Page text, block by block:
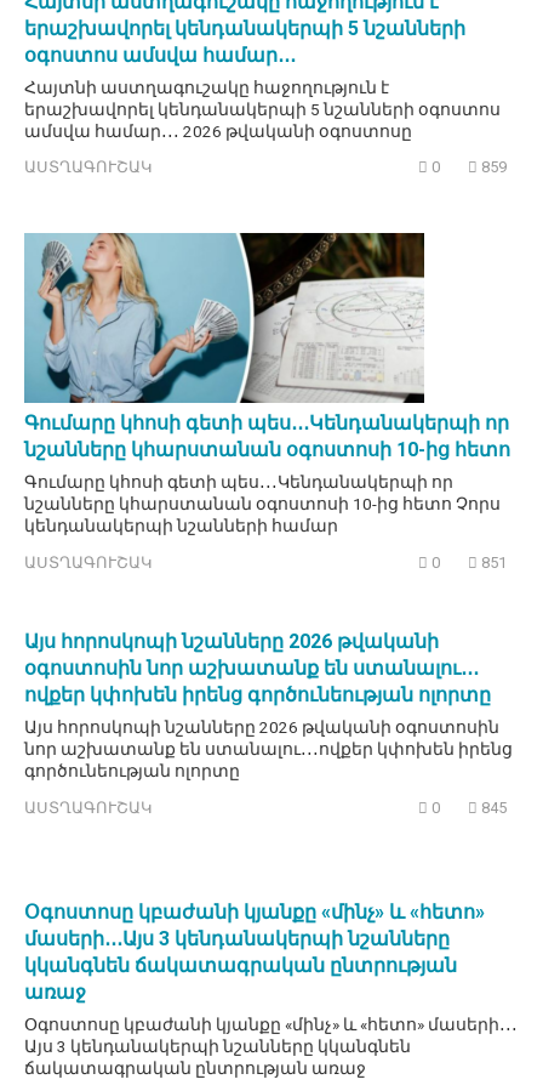
երաշխավորել կենդանակերպի 5 նշանների
օգոստոս ամսվա համար․․․
Հայտնի աստղագուշակը հաջողություն է
երաշխավորել կենդանակերպի 5 նշանների օգոստոս
ամսվա համար․․․ 2026 թվականի օգոստոսը
ԱՍՏՂԱԳՈՒՇԱԿ 0 859
Գումարը կհոսի գետի պես․․․Կենդանակերպի որ
նշանները կհարստանան օգոստոսի 10-ից հետո
Գումարը կհոսի գետի պես․․․Կենդանակերպի որ
նշանները կհարստանան օգոստոսի 10-ից հետո Չորս
կենդանակերպի նշանների համար
ԱՍՏՂԱԳՈՒՇԱԿ 0 851
Այս հորոսկոպի նշանները 2026 թվականի
օգոստոսին նոր աշխատանք են ստանալու․․․
ովքեր կփոխեն իրենց գործունեության ոլորտը
Այս հորոսկոպի նշանները 2026 թվականի օգոստոսին
նոր աշխատանք են ստանալու․․․ովքեր կփոխեն իրենց
գործունեության ոլորտը
ԱՍՏՂԱԳՈՒՇԱԿ 0 845
Օգոստոսը կբաժանի կյանքը «մինչ» և «հետո»
մասերի․․․Այս 3 կենդանակերպի նշանները
կկանգնեն ճակատագրական ընտրության
առաջ
Օգոստոսը կբաժանի կյանքը «մինչ» և «հետո» մասերի․․․
Այս 3 կենդանակերպի նշանները կկանգնեն
ճակատագրական ընտրության առաջ